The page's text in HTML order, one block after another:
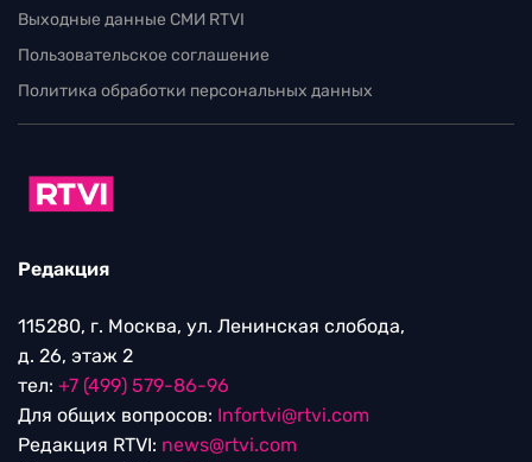
Выходные данные СМИ RTVI
Пользовательское соглашение
Политика обработки персональных данных
Редакция
115280, г. Москва, ул. Ленинская слобода,
д. 26, этаж 2
тел: +7 (499) 579-86-96
Для общих вопросов: Infortvi@rtvi.com
Редакция RTVI: news@rtvi.com